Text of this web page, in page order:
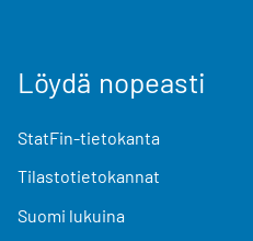
Löydä nopeasti
StatFin-tietokanta
Tilastotietokannat
Suomi lukuina